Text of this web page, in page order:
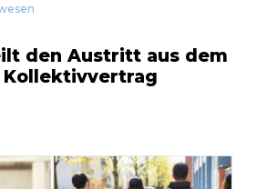
den Austritt aus dem
Kollektivvertrag